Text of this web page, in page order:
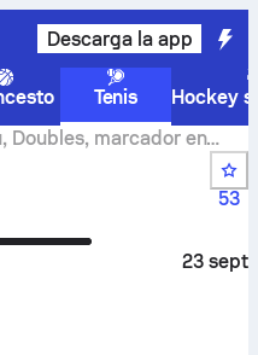
Descarga la app
Tenis
Hockey
Doubles, marcador en
tournament header
53
23 sept